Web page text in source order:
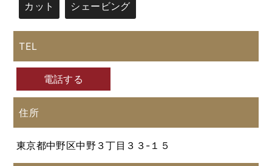
カット シェービング
TEL
電話する
住所
東京都中野区中野３丁目３３-１５